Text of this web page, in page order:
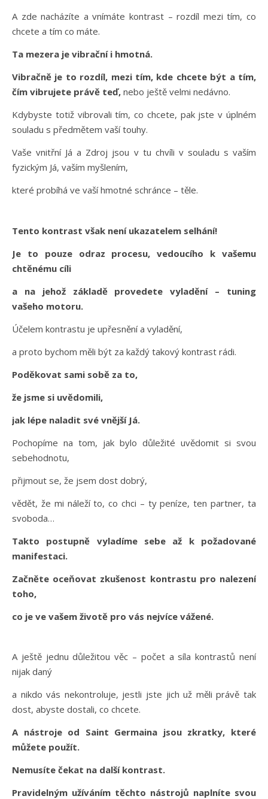
A zde nacházíte a vnímáte kontrast – rozdíl mezi tím, co
chcete a tím co máte.
Ta mezera je vibrační i hmotná.
Vibračně je to rozdíl, mezi tím, kde chcete být a tím,
čím vibrujete právě teď, nebo ještě velmi nedávno.
Kdybyste totiž vibrovali tím, co chcete, pak jste v úplném
souladu s předmětem vaší touhy.
Vaše vnitřní Já a Zdroj jsou v tu chvíli v souladu s vaším
fyzickým Já, vaším myšlením,
které probíhá ve vaší hmotné schránce – těle.
Tento kontrast však není ukazatelem selhání!
Je to pouze odraz procesu, vedoucího k vašemu
chtěnému cíli
a na jehož základě provedete vyladění – tuning
vašeho motoru.
Účelem kontrastu je upřesnění a vyladění,
a proto bychom měli být za každý takový kontrast rádi.
Poděkovat sami sobě za to,
že jsme si uvědomili,
jak lépe naladit své vnější Já.
Pochopíme na tom, jak bylo důležité uvědomit si svou
sebehodnotu,
přijmout se, že jsem dost dobrý,
vědět, že mi náleží to, co chci – ty peníze, ten partner, ta
svoboda…
Takto postupně vyladíme sebe až k požadované
manifestaci.
Začněte oceňovat zkušenost kontrastu pro nalezení
toho,
co je ve vašem životě pro vás nejvíce vážené.
A ještě jednu důležitou věc – počet a síla kontrastů není
nijak daný
a nikdo vás nekontroluje, jestli jste jich už měli právě tak
dost, abyste dostali, co chcete.
A nástroje od Saint Germaina jsou zkratky, které
můžete použít.
Nemusíte čekat na další kontrast.
Pravidelným užíváním těchto nástrojů naplníte svou